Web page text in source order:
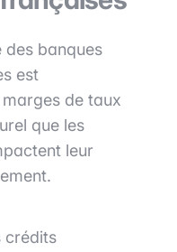
des banques
est
de taux
que les
leur
crédits